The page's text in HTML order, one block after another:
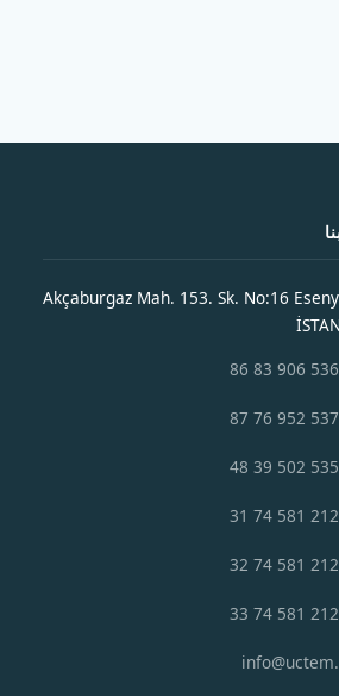
Akçaburgaz Mah. 153. Sk. No:16